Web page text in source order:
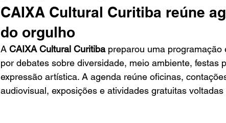
CAIXA Cultural Curitiba reúne
do orgulho
A CAIXA Cultural Curitiba preparou uma programação
por debates sobre diversidade, meio ambiente, festas
expressão artística. A agenda reúne oficinas,
audiovisual, exposições e atividades gratuitas